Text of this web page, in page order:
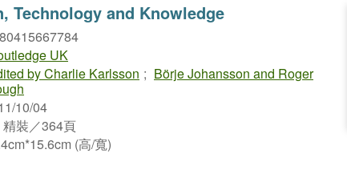
Technology and Knowledge
UK
by Charlie Karlsson ; Börje Johansson and Roger
10/04
精裝／364頁
(高/寬)